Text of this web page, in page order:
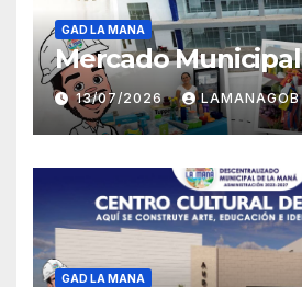
GAD LA MANA
Mercado Municipal
13/07/2026 LAMANAGOB
GAD LA MANA